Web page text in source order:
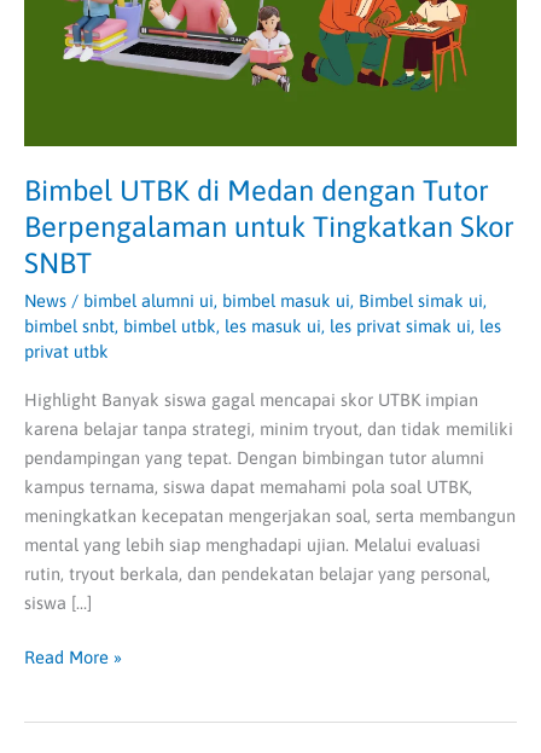
Bimbel UTBK di Medan dengan Tutor
Berpengalaman untuk Tingkatkan Skor
SNBT
News / bimbel alumni ui, bimbel masuk ui, Bimbel simak ui,
bimbel snbt, bimbel utbk, les masuk ui, les privat simak ui, les
privat utbk
Highlight Banyak siswa gagal mencapai skor UTBK impian
karena belajar tanpa strategi, minim tryout, dan tidak memiliki
pendampingan yang tepat. Dengan bimbingan tutor alumni
kampus ternama, siswa dapat memahami pola soal UTBK,
meningkatkan kecepatan mengerjakan soal, serta membangun
mental yang lebih siap menghadapi ujian. Melalui evaluasi
rutin, tryout berkala, dan pendekatan belajar yang personal,
siswa […]
Berpengalaman
untuk
Tingkatkan
Read More »